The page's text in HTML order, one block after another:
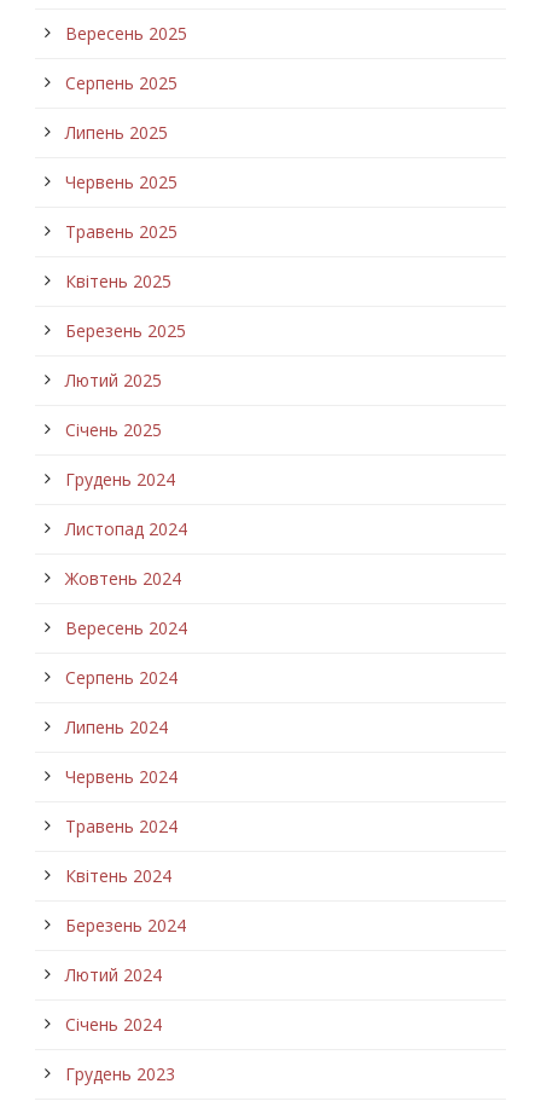
Вересень 2025
Серпень 2025
Липень 2025
Червень 2025
Травень 2025
Квітень 2025
Березень 2025
Лютий 2025
Січень 2025
Грудень 2024
Листопад 2024
Жовтень 2024
Вересень 2024
Серпень 2024
Липень 2024
Червень 2024
Травень 2024
Квітень 2024
Березень 2024
Лютий 2024
Січень 2024
Грудень 2023